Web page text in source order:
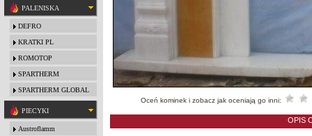
PALENISKA
DEFRO
KRATKI PL
ROMOTOP
SPARTHERM
SPARTHERM GLOBAL
PIECYKI
Austroflamm
Oceń kominek i zobacz jak oceniają go inni:
OPIS